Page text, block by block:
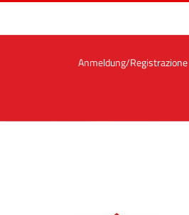
Anmeldung/Registrazione